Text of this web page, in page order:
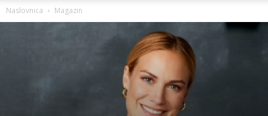
INFO
Naslovnica Magazin